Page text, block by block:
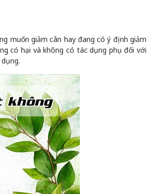
muốn giảm cân hay đang có ý định giảm
có hại và không có tác dụng phụ đối với